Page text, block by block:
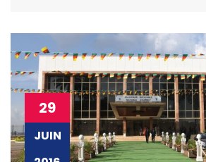
29
JUIN